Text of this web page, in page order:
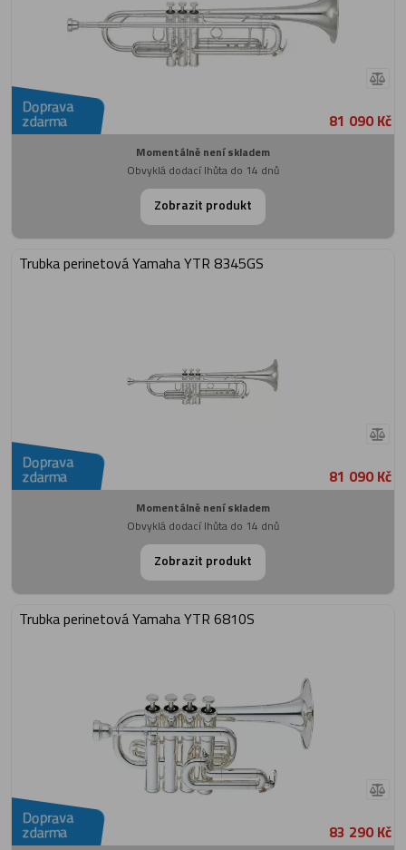
Doprava
zdarma 81 090 Kč
Momentálně není skladem
Obvyklá dodací lhůta do 14 dnů
Zobrazit produkt
Trubka perinetová Yamaha YTR 8345GS
Doprava
zdarma 81 090 Kč
Momentálně není skladem
Obvyklá dodací lhůta do 14 dnů
Zobrazit produkt
Trubka perinetová Yamaha YTR 6810S
Doprava
zdarma 83 290 Kč